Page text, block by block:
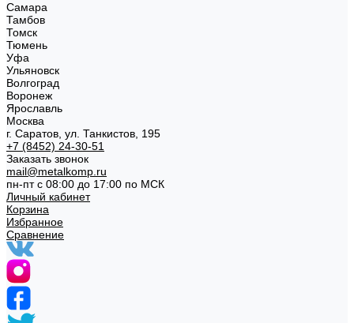
Самара
Тамбов
Томск
Тюмень
Уфа
Ульяновск
Волгоград
Воронеж
Ярославль
Москва
г. Саратов, ул. Танкистов, 195
+7 (8452) 24-30-51
Заказать звонок
mail@metalkomp.ru
пн-пт с 08:00 до 17:00 по МСК
Личный кабинет
Корзина
Избранное
Сравнение